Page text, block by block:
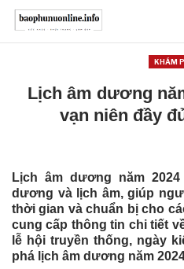
KHÁM
Lịch âm dương
vạn niên đầy
Lịch âm dương năm
dương và lịch âm, giúp
thời gian và chuẩn bị cho
cung cấp thông tin chi tiết
lễ hội truyền thống, ngày
phá lịch âm dương năm